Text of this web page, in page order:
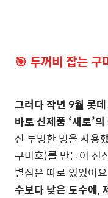
🎯두꺼비 잡는 구
그러다 작년 9월 롯
바로 신제품 ‘새로’
신 투명한 병을 사용
구미호)를 만들어 선
별점은 따로 있었어
수보다 낮은 도수에,